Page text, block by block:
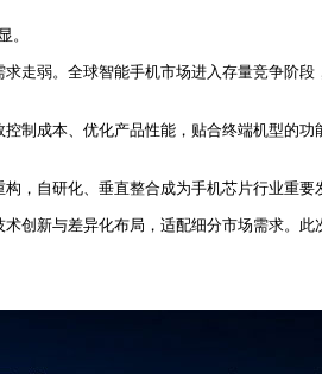
。
走弱。全球智能手机市场进入存量竞争阶段
制成本、优化产品性能，贴合终端机型的功
，自研化、垂直整合成为手机芯片行业重要
创新与差异化布局，适配细分市场需求。此